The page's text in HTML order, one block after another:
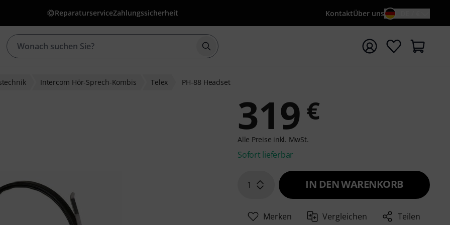
ReparaturserviceZahlungssicherheit KontaktÜber uns
Suche mit Suchwort {searchTerm} starten
Intercom Hör-Sprech-Kombis Telex PH-88 Headset
319 €
Alle Preise inkl. MwSt.
Sofort lieferbar
1 IN DEN WARENKORB
Merken Vergleichen Teilen